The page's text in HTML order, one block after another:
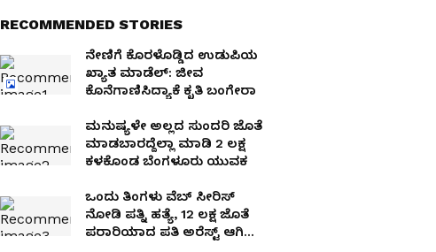
RECOMMENDED STORIES
ನೇಣಿಗೆ ಕೊರಳೊಡ್ಡಿದ ಉಡುಪಿಯ
ಖ್ಯಾತ ಮಾಡೆಲ್​: ಜೀವ
ಕೊನೆಗಾಣಿಸಿದ್ಯಾಕೆ ಕೃತಿ ಬಂಗೇರಾ
ಮನುಷ್ಯಳೇ ಅಲ್ಲದ ಸುಂದರಿ ಜೊತೆ
ಮಾಡಬಾರದ್ದೆಲ್ಲಾ ಮಾಡಿ 2 ಲಕ್ಷ
ಕಳಕೊಂಡ ಬೆಂಗಳೂರು ಯುವಕ
ಒಂದು ತಿಂಗಳು ವೆಬ್ ಸೀರಿಸ್
ನೋಡಿ ಪತ್ನಿ ಹತ್ಯೆ, ₹12 ಲಕ್ಷ ಜೊತೆ
ಪರಾರಿಯಾದ ಪತಿ ಅರೆಸ್ಟ್ ಆಗಿದ್ದು